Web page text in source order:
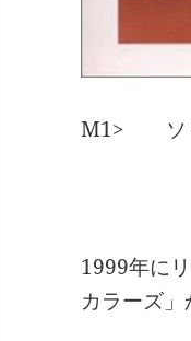
M1> ソ
1999年に
カラーズ」